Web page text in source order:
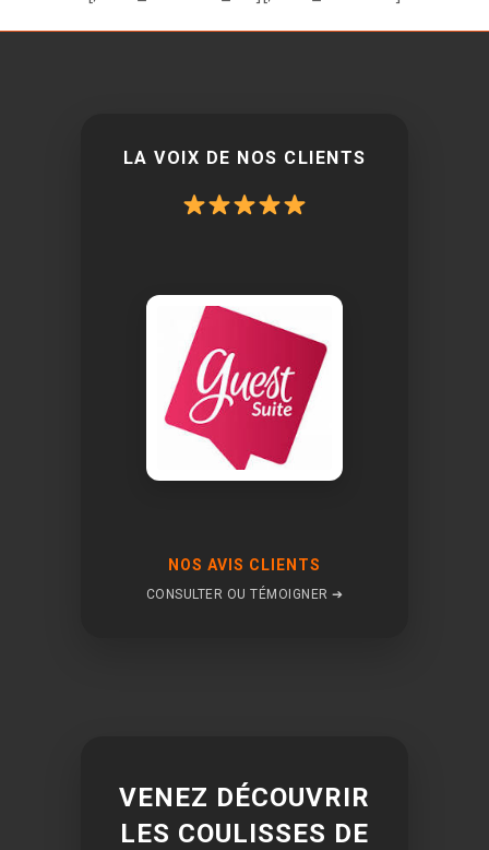
LA VOIX DE NOS CLIENTS
NOS AVIS CLIENTS
CONSULTER OU TÉMOIGNER ➔
VENEZ DÉCOUVRIR
LES COULISSES DE